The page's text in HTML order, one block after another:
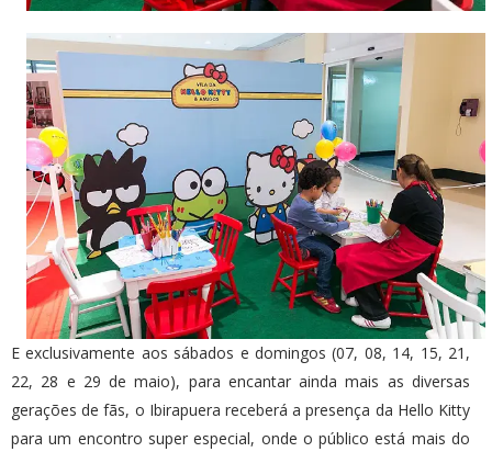
E exclusivamente aos sábados e domingos (07, 08, 14, 15, 21,
22, 28 e 29 de maio), para encantar ainda mais as diversas
gerações de fãs, o Ibirapuera receberá a presença da Hello Kitty
para um encontro super especial, onde o público está mais do